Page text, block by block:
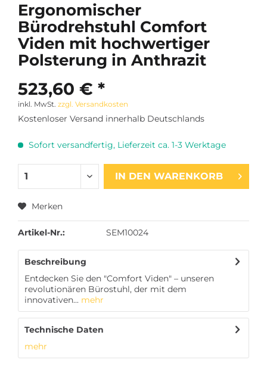
Ergonomischer
Bürodrehstuhl Comfort
Viden mit hochwertiger
Polsterung in Anthrazit
523,60 € *
inkl. MwSt. zzgl. Versandkosten
Kostenloser Versand innerhalb Deutschlands
Sofort versandfertig, Lieferzeit ca. 1-3 Werktage
IN DEN WARENKORB
Merken
Artikel-Nr.: SEM10024
Beschreibung
Entdecken Sie den "Comfort Viden" – unseren
revolutionären Bürostuhl, der mit dem
innovativen... mehr
Technische Daten
mehr